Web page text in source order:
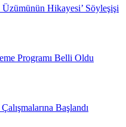
Üzümünün Hikayesi’ Söyleşişi
Programı Belli Oldu
Başlandı